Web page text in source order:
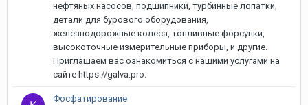
нефтяных насосов, подшипники, турбинные лопатки,
детали для бурового оборудования,
железнодорожные колеса, топливные форсунки,
высокоточные измерительные приборы, и другие.
Приглашаем вас ознакомиться с нашими услугами на
сайте https://galva.pro.
Фосфатирование